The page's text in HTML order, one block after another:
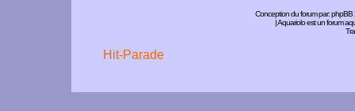
Conception du forum par:phpBB
| Aquariolo est un forum